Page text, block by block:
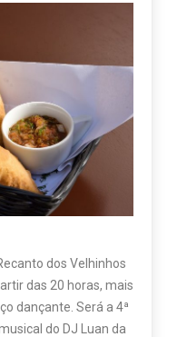
dos Velhinhos
das 20 horas, mais
dançante. Será a 4ª
do DJ Luan da